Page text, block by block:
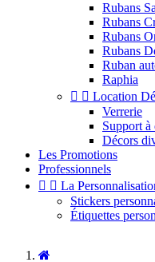
Rubans
Rubans
Rubans
Rubans
Ruban
Raphia
  Location
Verrerie
Support à
Décors
Les Promotions
Professionnels
  La
Stickers
Étiquettes